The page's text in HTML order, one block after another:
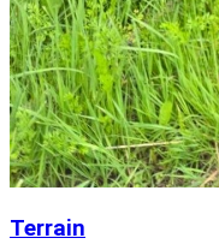
Terrain